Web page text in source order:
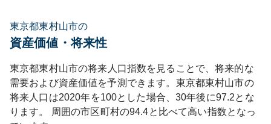
東京都東村山市の
資産価値・将来性
東京都東村山市の将来人口指数を見ることで、将来的な
需要および資産価値を予測できます。 東京都東村山市の
将来人口は2020年を100とした場合、30年後に97.2とな
ります。
周囲の市区町村の94.4と比べて高い指数となっ